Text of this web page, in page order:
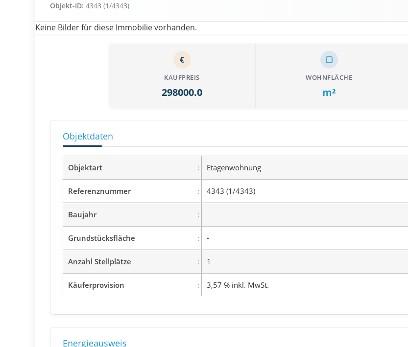
Objekt-ID: 4343 (1/4343)
Keine Bilder für diese Immobilie vorhanden.
€
KAUFPREIS
298000.0
WOHNFLÄCHE
m²
Objektdaten
Objektart Etagenwohnung
Referenznummer 4343 (1/4343)
Baujahr
Grundstücksfläche -
Anzahl Stellplätze 1
Käuferprovision 3,57 % inkl. MwSt.
Energieausweis